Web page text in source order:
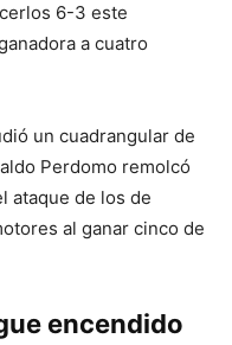
6-3 este
a cuatro
un cuadrangular de
Perdomo remolcó
ataque de los de
al ganar cinco de
encendido